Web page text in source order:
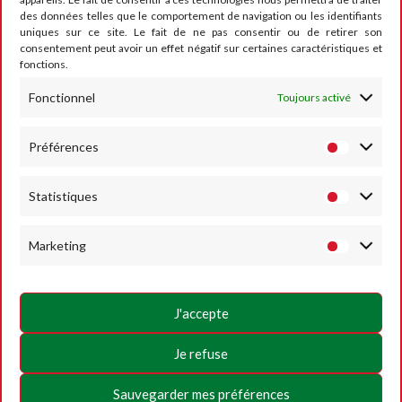
des données telles que le comportement de navigation ou les identifiants
uniques sur ce site. Le fait de ne pas consentir ou de retirer son
consentement peut avoir un effet négatif sur certaines caractéristiques et
fonctions.
Fonctionnel Toujours activé
Préférences
Statistiques
Marketing
J'accepte
Je refuse
Sauvegarder mes préférences
CONTACT
RUMESM ASBL – Circuit Jules Tacheny
B-5640 Mettet
Email :info@mettet-xp.be
TVA : BE0409 501 435
Conditions générales d’utilisation
SUIVEZ-NOUS